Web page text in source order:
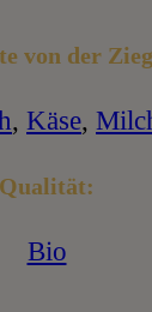
von der
, Käse,
Qualität:
Bio